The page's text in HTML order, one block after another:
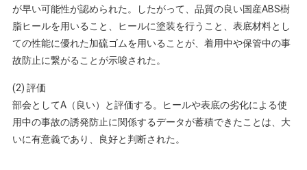
が早い可能性が認められた。したがって、品質の良い国産ABS樹
脂ヒールを用いること、ヒールに塗装を行うこと、表底材料とし
ての性能に優れた加硫ゴムを用いることが、着用中や保管中の事
故防止に繋がることが示唆された。
(2) 評価
部会としてA（良い）と評価する。ヒールや表底の劣化による使
用中の事故の誘発防止に関係するデータが蓄積できたことは、大
いに有意義であり、良好と判断された。